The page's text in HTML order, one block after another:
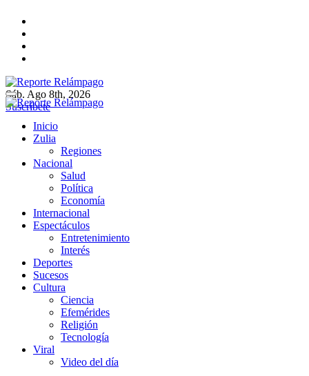
contenido
Reporte Relámpago
Claridad y rigor en cada noticia
Sáb. Ago 8th, 2026
Suscríbete
Reporte Relámpago
Claridad y rigor en cada noticia
Inicio
Zulia
Regiones
Nacional
Salud
Política
Economía
Internacional
Espectáculos
Entretenimiento
Interés
Deportes
Sucesos
Cultura
Ciencia
Efemérides
Religión
Tecnología
Viral
Video del día